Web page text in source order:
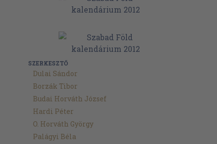
SZERKESZTŐ
Dulai Sándor
Borzák Tibor
Budai Horváth József
Hardi Péter
O. Horváth György
Palágyi Béla